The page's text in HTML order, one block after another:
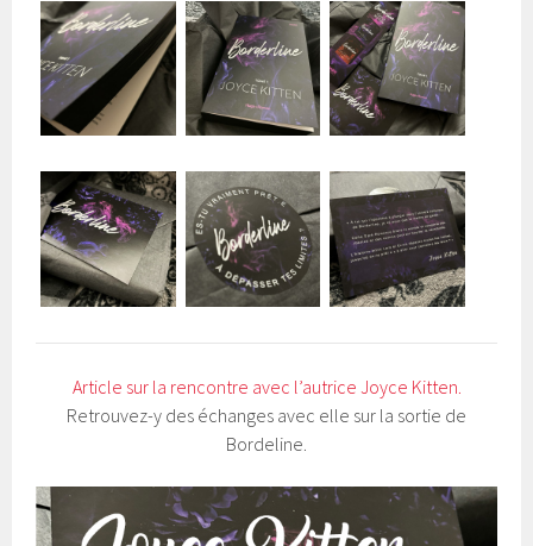
Article sur la rencontre avec l’autrice Joyce Kitten.
Retrouvez-y des échanges avec elle sur la sortie de
Bordeline.